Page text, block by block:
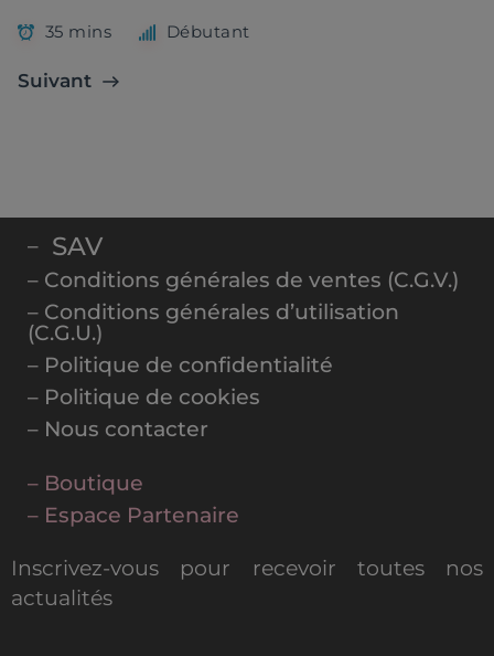
35 mins Débutant
Suivant
– SAV
– Conditions générales de ventes (C.G.V.)
– Conditions générales d’utilisation
(C.G.U.)
– Politique de confidentialité
– Politique de cookies
– Nous contacter
– Boutique
– Espace Partenaire
Inscrivez-vous pour recevoir toutes nos
actualités